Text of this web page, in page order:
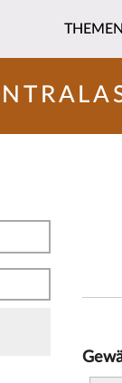
THEMEN